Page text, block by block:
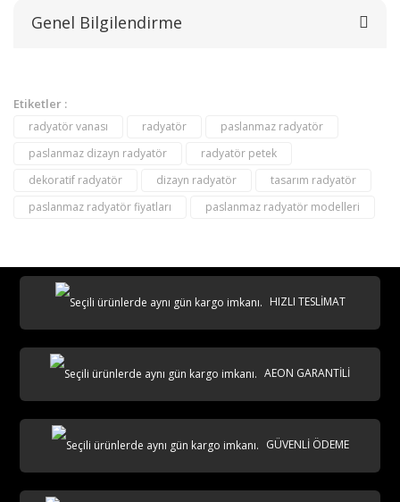
Yorum Yaz
Genel Bilgilendirme
Etiketler :
radyatör vanası radyatör
paslanmaz radyatör
paslanmaz dizayn radyatör
radyatör petek
dekoratif radyatör
dizayn radyatör
tasarım radyatör
paslanmaz radyatör fiyatları
paslanmaz radyatör modelleri
HIZLI TESLİMAT
AEON GARANTİLİ
GÜVENLİ ÖDEME